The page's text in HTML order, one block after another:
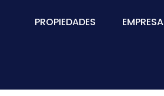
PROPIEDADES EMPRESA